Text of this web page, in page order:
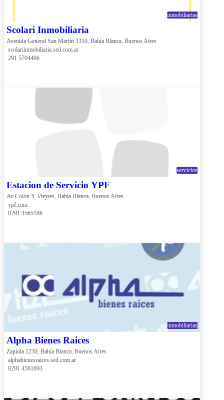
inmobiliarias
Scolari Inmobiliaria
Avenida General San Martín 3310, Bahía Blanca, Buenos Aires
scolariinmobiliaria.sed.com.ar
291 5704406
servicios
Estacion de Servicio YPF
Av Colón Y Vieytes, Bahía Blanca, Buenos Aires
ypf.com
0291 4565186
inmobiliarias
Alpha Bienes Raices
Zapiola 1230, Bahía Blanca, Buenos Aires
alphabienesraices.sed.com.ar
0291 4561693